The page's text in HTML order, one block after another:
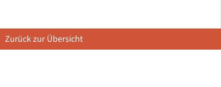
Zurück zur Übersicht